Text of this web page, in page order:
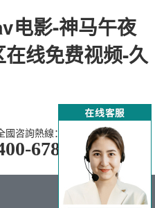
电影-神马午夜
线免费视频-久
國咨詢熱線：
6787-447